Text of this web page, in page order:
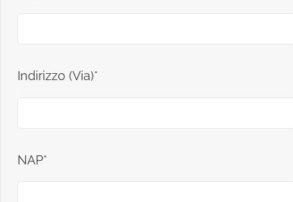
Indirizzo (Via)*
NAP*